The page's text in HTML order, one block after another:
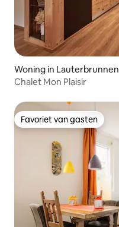
Woning in Lauterbrunnen
Chalet Mon Plaisir
Favoriet van gasten
Favoriet van gasten